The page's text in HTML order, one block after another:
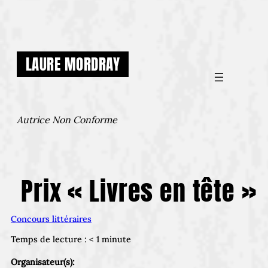
LAURE MORDRAY
Autrice Non Conforme
Prix « Livres en tête »
Concours littéraires
Temps de lecture : < 1 minute
Organisateur(s):